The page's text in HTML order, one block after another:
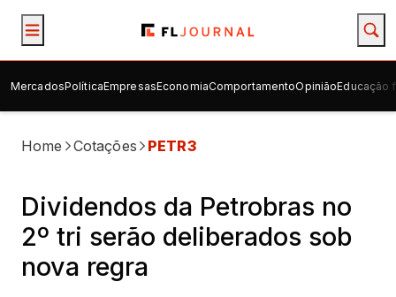
MercadosPolíticaEmpresasEconomiaComportamentoOpiniãoEducação
Home Cotações PETR3
Dividendos da Petrobras no
2º tri serão deliberados sob
nova regra